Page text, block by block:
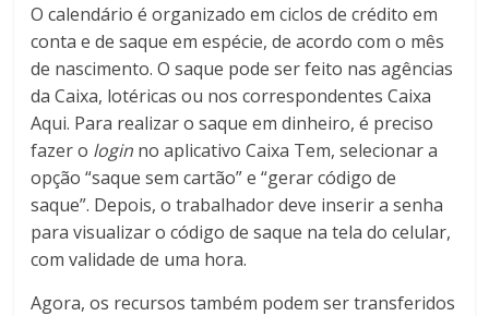
O calendário é organizado em ciclos de crédito em
conta e de saque em espécie, de acordo com o mês
de nascimento. O saque pode ser feito nas agências
da Caixa, lotéricas ou nos correspondentes Caixa
Aqui. Para realizar o saque em dinheiro, é preciso
fazer o login no aplicativo Caixa Tem, selecionar a
opção “saque sem cartão” e “gerar código de
saque”. Depois, o trabalhador deve inserir a senha
para visualizar o código de saque na tela do celular,
com validade de uma hora.
Agora, os recursos também podem ser transferidos